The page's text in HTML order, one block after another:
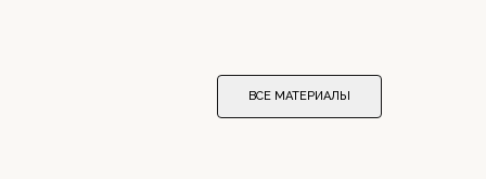
ВСЕ МАТЕРИАЛЫ